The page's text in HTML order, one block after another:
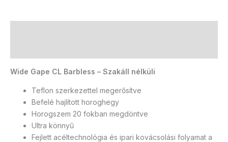
Wide Gape CL Barbless – Szakáll nélküli
Teflon szerkezettel megerősítve
Befelé hajlított horoghegy
Horogszem 20 fokban megdöntve
Ultra könnyű
Fejlett acéltechnológia és ipari kovácsolási folyamat a